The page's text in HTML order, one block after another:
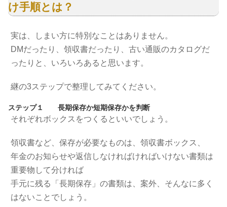
け手順とは？
実は、しまい方に特別なことはありません。
DMだったり、領収書だったり、古い通販のカタログだ
ったりと、いろいろあると思います。
継の3ステップで整理してみてください。
ステップ１ 長期保存か短期保存かを判断
それぞれボックスをつくるといいでしょう。
領収書など、保存が必要なものは、領収書ボックス、
年金のお知らせや返信しなければければいけない書類は
重要物して分ければ
手元に残る「長期保存」の書類は、案外、そんなに多く
はないことでしょう。